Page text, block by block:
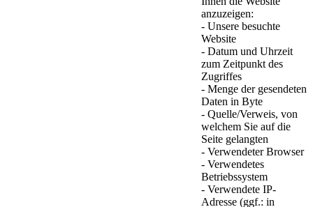
anzuzeigen:
- Unsere besuchte
Website
- Datum und Uhrzeit
zum Zeitpunkt des
Zugriffes
- Menge der gesendeten
Daten in Byte
- Quelle/Verweis, von
welchem Sie auf die
Seite gelangten
- Verwendeter Browser
- Verwendetes
Betriebssystem
- Verwendete IP-
Adresse (ggf.: in